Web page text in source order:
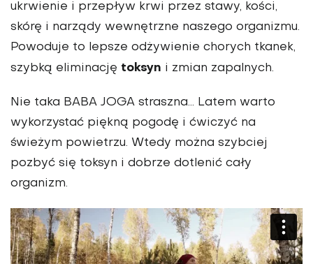
ukrwienie i przepływ krwi przez stawy, kości,
skórę i narządy wewnętrzne naszego organizmu.
Powoduje to lepsze odżywienie chorych tkanek,
szybką eliminację toksyn i zmian zapalnych.
Nie taka BABA JOGA straszna... Latem warto
wykorzystać piękną pogodę i ćwiczyć na
świeżym powietrzu. Wtedy można szybciej
pozbyć się toksyn i dobrze dotlenić cały
organizm.